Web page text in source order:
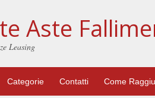
Aste
Leasing
Categorie Contatti Come